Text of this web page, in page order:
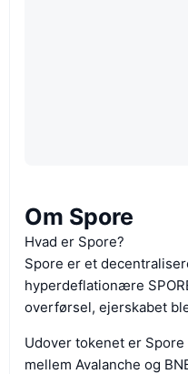
Om Spore
Hvad er Spore?
Spore er et
hyperdeflationære
overførsel, ejerskabet
Udover tokenet er
mellem Avalanche og